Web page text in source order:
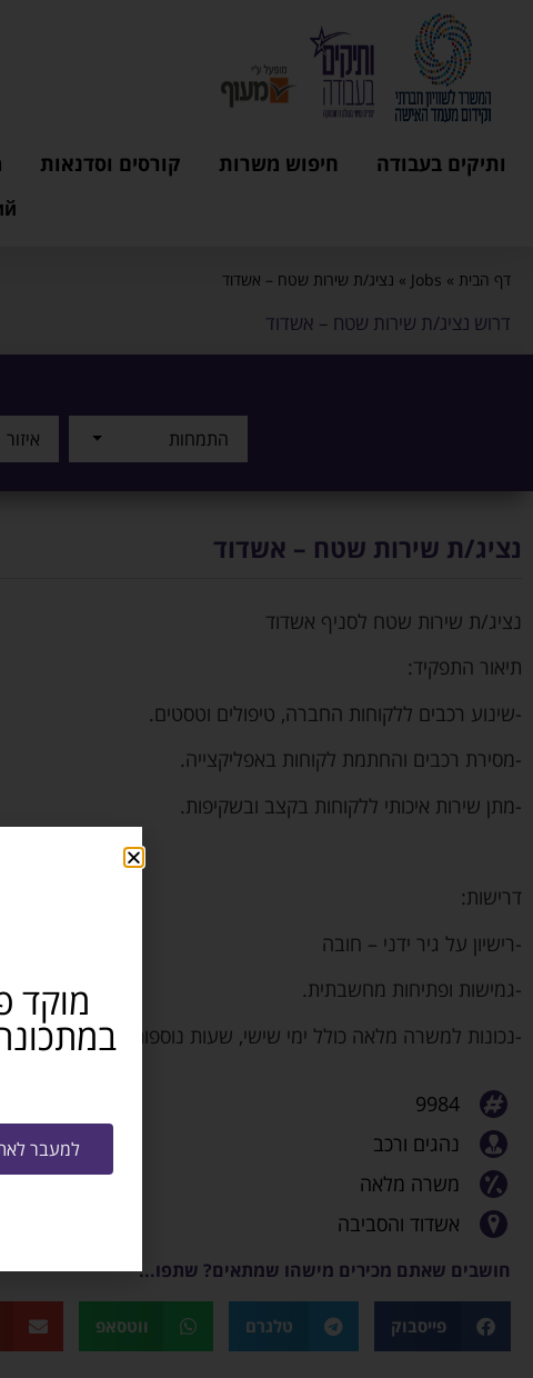
ותיקים בעבודה חיפוש משרות קורסים וסדנאות
דף הבית »
Jobs
» נציג/ת שירות שטח – אשדוד
דרוש נציג/ת שירות שטח – אשדוד
התמחות איזור
נציג/ת שירות שטח – אשדוד
נציג/ת שירות שטח לסניף אשדוד
תיאור התפקיד:
-שינוע רכבים ללקוחות החברה, טיפולים וטסטים.
-מסירת רכבים והחתמת לקוחות באפליקצייה.
-מתן שירות איכותי ללקוחות בקצב ובשקיפות.
דרישות:
-רישיון על גיר ידני – חובה
-גמישות ופתיחות מחשבתית.
-נכונות למשרה מלאה כולל ימי שישי, שעות נוספות וכוננויות
9984
נהגים ורכב
משרה מלאה
אשדוד והסביבה
חושבים שאתם מכירים מישהו שמתאים? שתפו...
פייסבוק טלגרם ווטסאפ
מוקד
למעבר